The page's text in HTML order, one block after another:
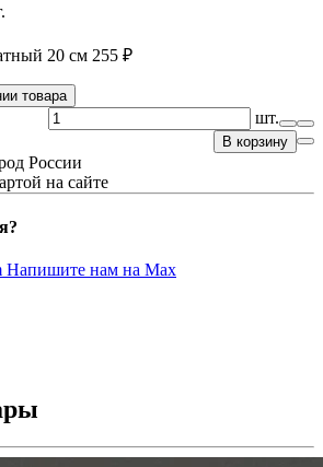
20 см 255 ₽
товара
шт.
В корзину
России
на сайте
Напишите нам на Max